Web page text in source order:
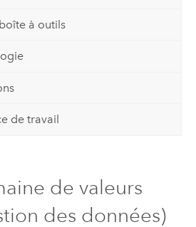
à outils
de travail
de valeurs
des données)